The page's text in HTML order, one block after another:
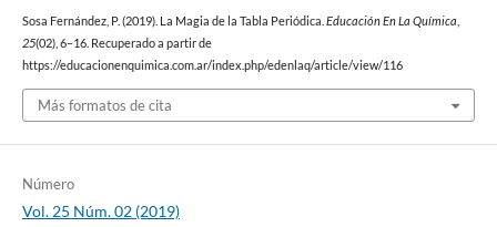
Sosa Fernández, P. (2019). La Magia de la Tabla Periódica. Educación En La Química
25(02), 6–16. Recuperado a partir de
https://educacionenquimica.com.ar/index.php/edenlaq/article/view/116
Más formatos de cita
Número
Vol. 25 Núm. 02 (2019)